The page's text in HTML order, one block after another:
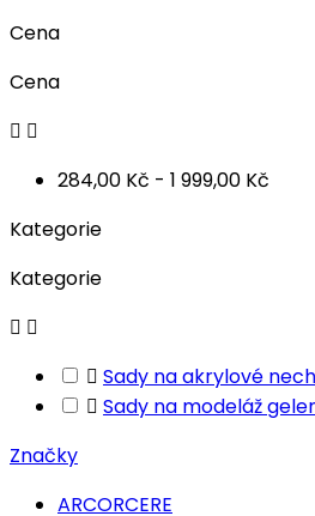
Cena
Cena
 
284,00 Kč - 1 999,00 Kč
Kategorie
Kategorie
 
 Sady na akrylové
 Sady na modeláž
Značky
ARCORCERE